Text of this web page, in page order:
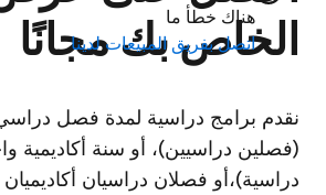
مكاتب
نبذة عنا
من نحن
الخاص بك مجانًا
نقدم برامج دراسية لمدة فصل
(فصلين دراسيين)، أو سنة أكاديمية
دراسية)،أو فصلان دراسيان
هناك خطأ ما
اتصل بفريق المبيعات لدينا